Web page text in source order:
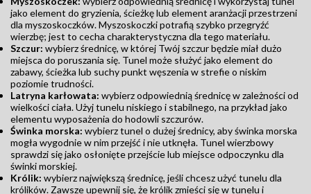
jako element do gryzienia, ścieżkę lub element aranżacji przestrzeni
dla myszoskoczków. Myszoskoczki potrafią szybko przegryźć
wierzbę; jest to cecha charakterystyczna dla tego materiału.
Szczur: wybierz średnicę, w której Twój szczur będzie miał dużo
miejsca do poruszania się. Tunel może służyć jako element do
zabawy, ścieżka lub suchy punkt węszenia w strefie o niskim
poziomie trudności.
Latryna karłowata: wybierz odpowiednią średnicę w zależności od
wielkości ciała. Użyj tunelu niskiego i stabilnego, na przykład jako
elementu wyposażenia do hodowli szczurów.
Świnka morska: wybierz tunel o dużej średnicy, aby świnka morska
mogła wygodnie w nim przejść i nie utknęła. Tunel wierzbowy
sprawdzi się jako osłonięte przejście lub miejsce odpoczynku dla
świnki morskiej.
Królik: wybierz największą średnicę, jeśli chcesz użyć tunelu dla
królików. Zawsze upewnij się, że królik zmieści się w tunelu i